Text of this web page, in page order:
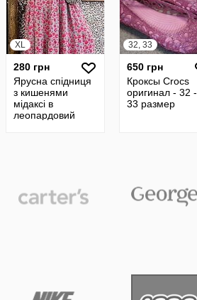
XL
280 грн
Ярусна спідниця
з кишенями
мідаксі в
леопардовий
32, 33
650 грн
Кроксы Crocs
оригинал - 32 -
33 размер